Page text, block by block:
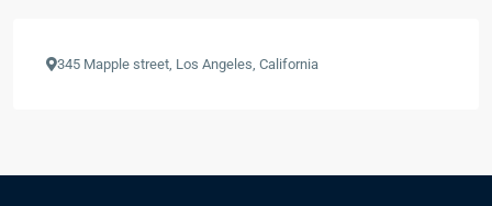
345 Mapple street, Los Angeles, California